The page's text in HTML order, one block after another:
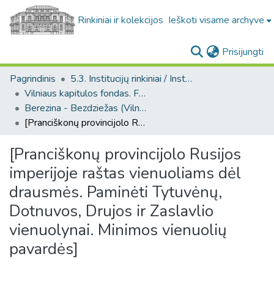
Rinkiniai ir kolekcijos Ieškoti visame archyve
Prisijungti
Pagrindinis
5.3. Institucijų rinkiniai / Institutional collections
Vilniaus kapitulos fondas. F43
Berezina - Bezdziežas (Vilniaus kapitulos fondas. F43. Bažnytinės valdos)
[Pranciškonų provincijolo Rusijos imperijoje raštas vienuoliams dėl drausmės. Paminėti Tytuvėnų, Dotnuvos, Drujos ir Zaslavlio vienuolynai. Minimos vienuolių pavardės]
[Pranciškonų provincijolo Rusijos
imperijoje raštas vienuoliams dėl
drausmės. Paminėti Tytuvėnų,
Dotnuvos, Drujos ir Zaslavlio
vienuolynai. Minimos vienuolių
pavardės]